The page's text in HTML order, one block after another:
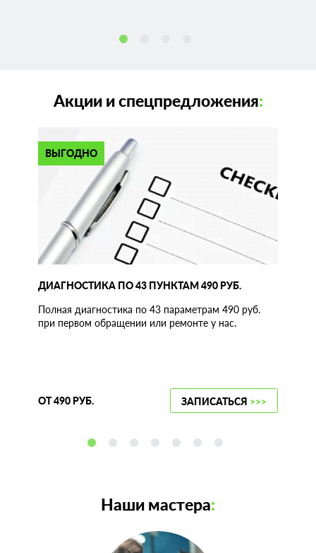
Акции и спецпредложения:
ВЫГОДНО
ДИАГНОСТИКА ПО 43 ПУНКТАМ 490 РУБ.
Полная диагностика по 43 параметрам 490 руб.
при первом обращении или ремонте у нас.
ОТ 490 РУБ. ЗАПИСАТЬСЯ >>>
Наши мастера: